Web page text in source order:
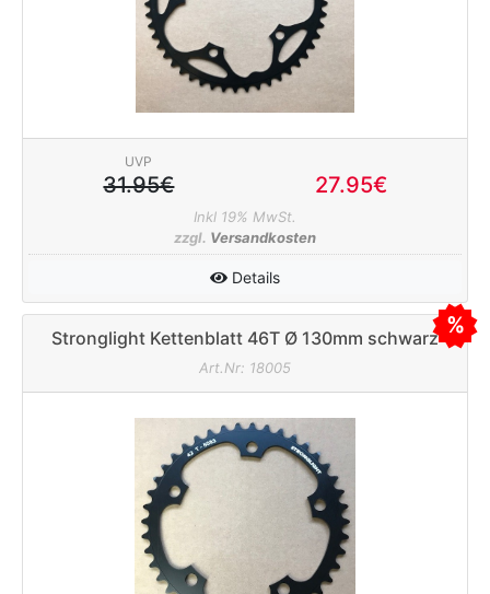
UVP
31.95€ 27.95€
Inkl 19% MwSt.
zzgl. Versandkosten
Details
Stronglight Kettenblatt 46T Ø 130mm schwarz
Art.Nr: 18005